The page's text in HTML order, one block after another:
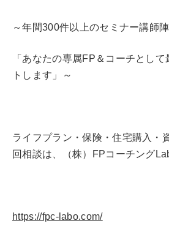
～年間300件以上のセミナー講師
「あなたの専属FP＆コーチとし
トします」～
ライフプラン・保険・住宅購入・
回相談は、（株）FPコーチング
https://fpc-labo.com/